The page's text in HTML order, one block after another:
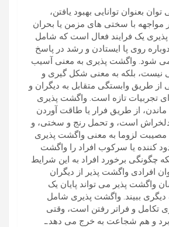
بعنوان توانایی بهبود یافتن،
مواجهه با سختی های مزمن یا بحران
یک فرایند فعال است که شامل
روی پا ایستادن و رشد در پاسخ
شود. واگشت پذیری به معنی آسیب
نیست، بلکه به معنی شکل گیری و
از طریق وابستگی متقابل به دیگران و
تجربیات تازه است. واگشت پذیری
ماندن، از طریق فرار یا طاقت آوردن
است، و تحمل رنج و سختی، و
مصیبت لزوما به معنی واگشت پذیری
کننده یا سرکوب افراد را واگشت
چگونگی برخورد افراد به این شرایط
افرادی واگشت پذیر از دیگران
واگشت پذیر می تواند پایان یک
دیگری ببیند. واگشت پذیری شامل
تکامل و فراتر رفتن است، وقتی
و هم شجاعت به خرج می دهد.ـ